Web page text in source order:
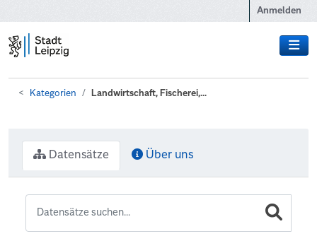
Anmelden
Kategorien Landwirtschaft, Fischerei,...
Datensätze Über uns